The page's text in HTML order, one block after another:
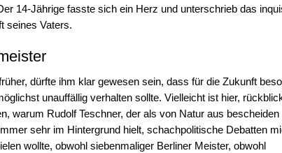
14-Jährige fasste sich ein Herz und unterschrieb das
seines Vaters.
dürfte ihm klar gewesen sein, dass für die Zukunft
unauffällig verhalten sollte. Vielleicht ist hier,
warum Rudolf Teschner, der als von Natur aus bescheiden
sehr im Hintergrund hielt, schachpolitische Debatten
wollte, obwohl siebenmaliger Berliner Meister, obwohl